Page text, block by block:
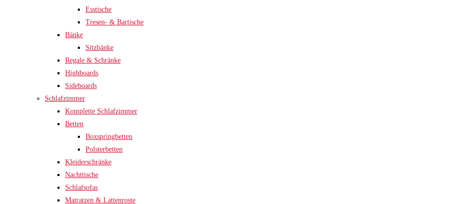
Esstische
Tresen- & Bartische
Bänke
Sitzbänke
Regale & Schränke
Highboards
Sideboards
Schlafzimmer
Komplette Schlafzimmer
Betten
Boxspringbetten
Polsterbetten
Kleiderschränke
Nachttische
Schlafsofas
Matratzen & Lattenroste